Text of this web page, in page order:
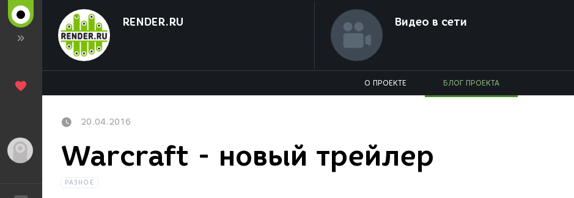
Гость
RENDER.RU Видео в сети
О ПРОЕКТЕ БЛОГ ПРОЕКТА
20.04.2016
Warcraft - новый трейлер
РАЗНОЕ